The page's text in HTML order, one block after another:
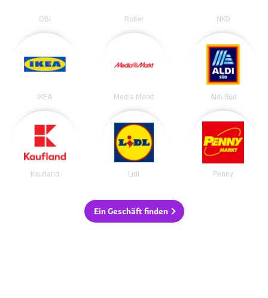
OBI Roller NKD
IKEA Media Markt Aldi Süd
Kaufland Lidl Penny
Ein Geschäft finden